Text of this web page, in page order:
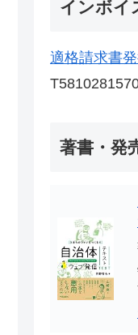
インボイ
適格請求書
著書・発